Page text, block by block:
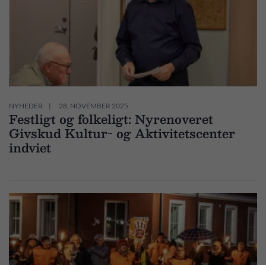
NYHEDER 28. NOVEMBER 2025
Festligt og folkeligt: Nyrenoveret
Givskud Kultur- og Aktivitetscenter
indviet